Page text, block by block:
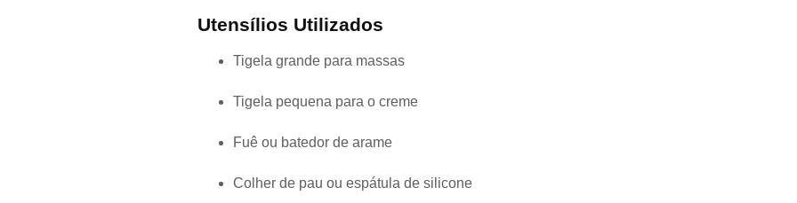
Utensílios Utilizados
Tigela grande para massas
Tigela pequena para o creme
Fuê ou batedor de arame
Colher de pau ou espátula de silicone